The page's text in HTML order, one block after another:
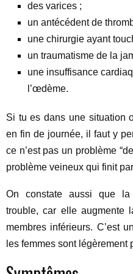
des varices ;
un antécédent de
une chirurgie ayant
un traumatisme de la
une insuffisance
l’œdème.
Si tu es dans une situation
en fin de journée, il faut y
ce n’est pas un problème
problème veineux qui finit
On constate aussi que la
trouble, car elle augmente
membres inférieurs. C’est
les femmes sont légèrement